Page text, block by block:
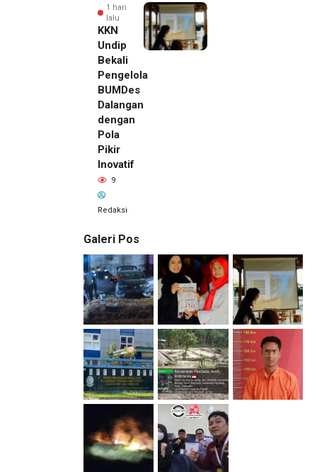
1 hari
lalu
KKN
Undip
Bekali
Pengelola
BUMDes
Dalangan
dengan
Pola
Pikir
Inovatif
9
Redaksi
Galeri Pos
1 hari lalu
Pemilik